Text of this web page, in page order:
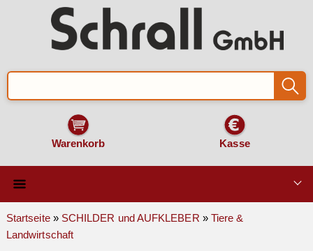
Warenkorb Kasse
Qualität & Technik
Startseite» SCHILDER und AUFKLEBER » Tiere &
Landwirtschaft